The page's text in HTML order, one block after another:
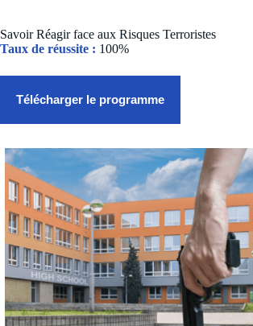
Savoir Réagir face aux Risques Terroristes
Taux de réussite : 100%
Télécharger le programme